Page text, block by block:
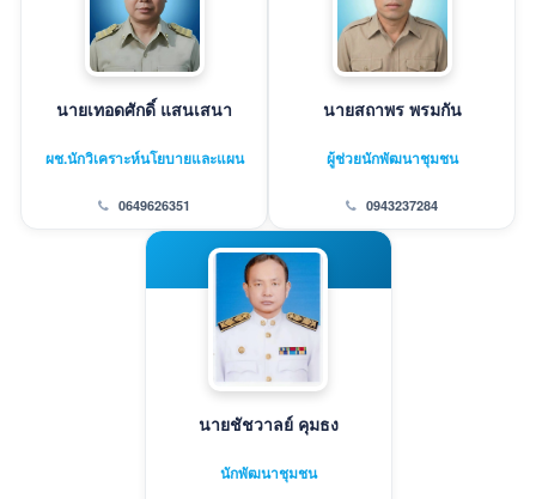
นายเทอดศักดิ์ แสนเสนา
ผช.นักวิเคราะห์นโยบายและแผน
0649626351
นายสถาพร พรมกัน
ผู้ช่วยนักพัฒนาชุมชน
0943237284
นายชัชวาลย์ คุมธง
นักพัฒนาชุมชน